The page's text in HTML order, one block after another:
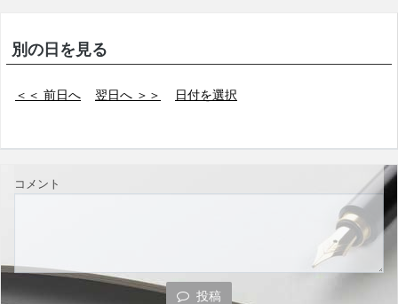
別の日を見る
＜＜ 前日へ 翌日へ ＞＞ 日付を選択
コメント
投稿